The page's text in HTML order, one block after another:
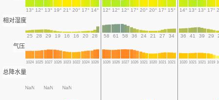
13° 12° 13° 19° 21° 20° 17° 14° 12° 12° 12° 17° 20° 20° 17° 15° 14° 13° 13° 17°
相对湿度
25 28 29 19 16 16 20 28 58 61 58 36 24 21 27 34 36 41 39 29
气压
1024 1025 1027 1026 1023 1022 1024 1026 1026 1026 1027 1026 1021 1020 1021 1021 1020 1021 1021 1019
总降水量
NaN NaN NaN